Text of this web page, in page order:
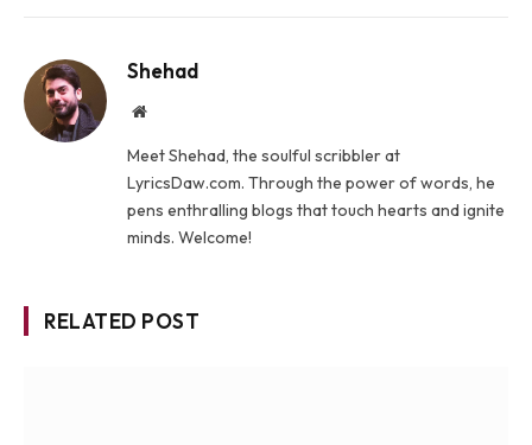
Shehad
Website
Meet Shehad, the soulful scribbler at
LyricsDaw.com. Through the power of words, he
pens enthralling blogs that touch hearts and ignite
minds. Welcome!
RELATED POST